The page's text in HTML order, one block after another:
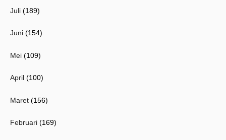
Juli (189)
Juni (154)
Mei (109)
April (100)
Maret (156)
Februari (169)